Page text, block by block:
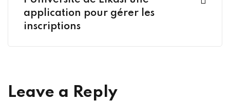
application pour gérer les
inscriptions
Leave a Reply